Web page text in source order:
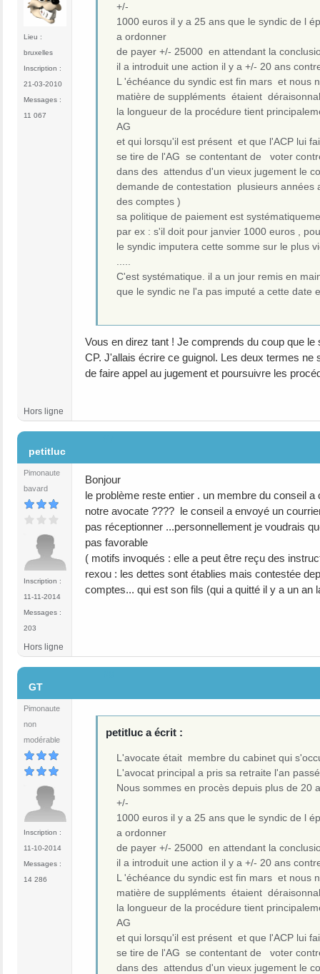
Lieu :
bruxelles
Inscription :
21-03-2010
Messages :
11 067
+/-
1000 euros il y a 25 ans que le syndic de l
a ordonner
de payer +/- 25000 en attendant la
il a introduit une action il y a +/- 20 ans
L 'échéance du syndic est fin mars et nous
matière de suppléments étaient
la longueur de la procédure tient
AG
et qui lorsqu'il est présent et que l'ACP lui
se tire de l'AG se contentant de voter
dans des attendus d'un vieux jugement le
demande de contestation plusieurs
des comptes )
sa politique de paiement est
par ex : s'il doit pour janvier 1000 euros ,
le syndic imputera cette somme sur le plus
.....
C'est systématique. il a un jour remis en
que le syndic ne l'a pas imputé a cette
Vous en direz tant ! Je comprends du coup que
CP. J'allais écrire ce guignol. Les deux termes
de faire appel au jugement et poursuivre les
Hors ligne
petitluc
Pimonaute
bavard
Inscription :
11-11-2014
Messages :
203
Bonjour
le problème reste entier . un membre du conseil
notre avocate ???? le conseil a envoyé un
pas réceptionner ...personnellement je voudrais
pas favorable
( motifs invoqués : elle a peut être reçu des
rexou : les dettes sont établies mais contestée
comptes... qui est son fils (qui a quitté il y a un
Hors ligne
GT
Pimonaute
non
modérable
Inscription :
11-10-2014
Messages :
14 286
petitluc a écrit :
L'avocate était membre du cabinet qui
L'avocat principal a pris sa retraite l'an
Nous sommes en procès depuis plus de
+/-
1000 euros il y a 25 ans que le syndic de l
a ordonner
de payer +/- 25000 en attendant la
il a introduit une action il y a +/- 20 ans
L 'échéance du syndic est fin mars et nous
matière de suppléments étaient
la longueur de la procédure tient
AG
et qui lorsqu'il est présent et que l'ACP lui
se tire de l'AG se contentant de voter
dans des attendus d'un vieux jugement le